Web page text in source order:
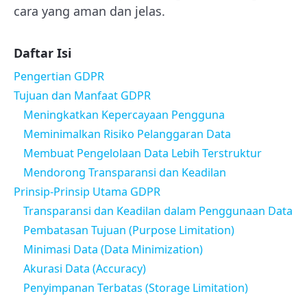
cara yang aman dan jelas.
Daftar Isi
Pengertian GDPR
Tujuan dan Manfaat GDPR
Meningkatkan Kepercayaan Pengguna
Meminimalkan Risiko Pelanggaran Data
Membuat Pengelolaan Data Lebih Terstruktur
Mendorong Transparansi dan Keadilan
Prinsip-Prinsip Utama GDPR
Transparansi dan Keadilan dalam Penggunaan Data
Pembatasan Tujuan (Purpose Limitation)
Minimasi Data (Data Minimization)
Akurasi Data (Accuracy)
Penyimpanan Terbatas (Storage Limitation)